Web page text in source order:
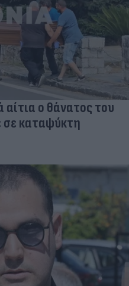
ο θάνατος του
σε καταψύκτη